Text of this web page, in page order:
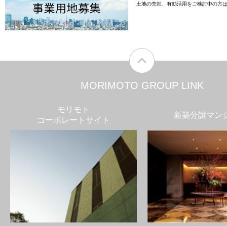
土地の売却、有効活用をご検討中の方
MORIMOTO GROUP LINK
モリモト
コーポレートサイト
新築分譲マン